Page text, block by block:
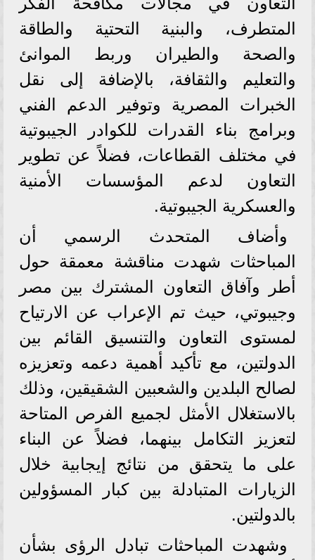
المتطرف، والبنية التحتية والطاقة
والصحة والطيران وربط الموانئ
والتعليم والثقافة، بالإضافة إلى نقل
الخبرات المصرية وتوفير الدعم الفني
وبرامج بناء القدرات للكوادر الجيبوتية
في مختلف القطاعات، فضلاً عن تطوير
التعاون لدعم المؤسسات الأمنية
والعسكرية الجيبوتية.
وأضاف المتحدث الرسمي أن
المباحثات شهدت مناقشة معمقة حول
أطر وآفاق التعاون المشترك بين مصر
وجيبوتي، حيث تم الإعراب عن الارتياح
لمستوى التعاون والتنسيق القائم بين
الدولتين، مع تأكيد أهمية دعمه وتعزيزه
لصالح البلدين والشعبين الشقيقين، وذلك
بالاستغلال الأمثل لجميع الفرص المتاحة
لتعزيز التكامل بينهما، فضلاً عن البناء
على ما يتحقق من نتائج إيجابية خلال
الزيارات المتبادلة بين كبار المسؤولين
بالدولتين.
وشهدت المباحثات تبادل الرؤى بشأن